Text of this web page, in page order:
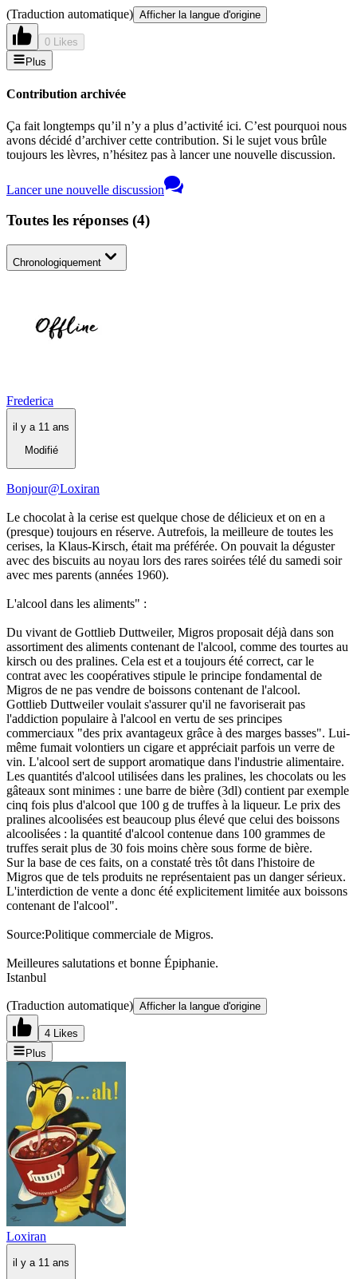
(Traduction automatique) Afficher la langue d'origine
0 Likes
Plus
Contribution archivée
Ça fait longtemps qu’il n’y a plus d’activité ici. C’est pourquoi nous
avons décidé d’archiver cette contribution. Si le sujet vous brûle
toujours les lèvres, n’hésitez pas à lancer une nouvelle discussion.
Lancer une nouvelle discussion
Toutes les réponses (4)
Chronologiquement
Frederica
il y a 11 ans
Modifié
Bonjour@Loxiran
Le chocolat à la cerise est quelque chose de délicieux et on en a
(presque) toujours en réserve. Autrefois, la meilleure de toutes les
cerises, la Klaus-Kirsch, était ma préférée. On pouvait la déguster
avec des biscuits au noyau lors des rares soirées télé du samedi soir
avec mes parents (années 1960).
L'alcool dans les aliments" :
Du vivant de Gottlieb Duttweiler, Migros proposait déjà dans son
assortiment des aliments contenant de l'alcool, comme des tourtes au
kirsch ou des pralines. Cela est et a toujours été correct, car le
contrat avec les coopératives stipule le principe fondamental de
Migros de ne pas vendre de boissons contenant de l'alcool.
Gottlieb Duttweiler voulait s'assurer qu'il ne favoriserait pas
l'addiction populaire à l'alcool en vertu de ses principes
commerciaux "des prix avantageux grâce à des marges basses". Lui-
même fumait volontiers un cigare et appréciait parfois un verre de
vin. L'alcool sert de support aromatique dans l'industrie alimentaire.
Les quantités d'alcool utilisées dans les pralines, les chocolats ou les
gâteaux sont minimes : une barre de bière (3dl) contient par exemple
cinq fois plus d'alcool que 100 g de truffes à la liqueur. Le prix des
pralines alcoolisées est beaucoup plus élevé que celui des boissons
alcoolisées : la quantité d'alcool contenue dans 100 grammes de
truffes serait plus de 30 fois moins chère sous forme de bière.
Sur la base de ces faits, on a constaté très tôt dans l'histoire de
Migros que de tels produits ne représentaient pas un danger sérieux.
L'interdiction de vente a donc été explicitement limitée aux boissons
contenant de l'alcool".
Source:Politique commerciale de Migros.
Meilleures salutations et bonne Épiphanie.
Istanbul
(Traduction automatique) Afficher la langue d'origine
4 Likes
Plus
Loxiran
il y a 11 ans